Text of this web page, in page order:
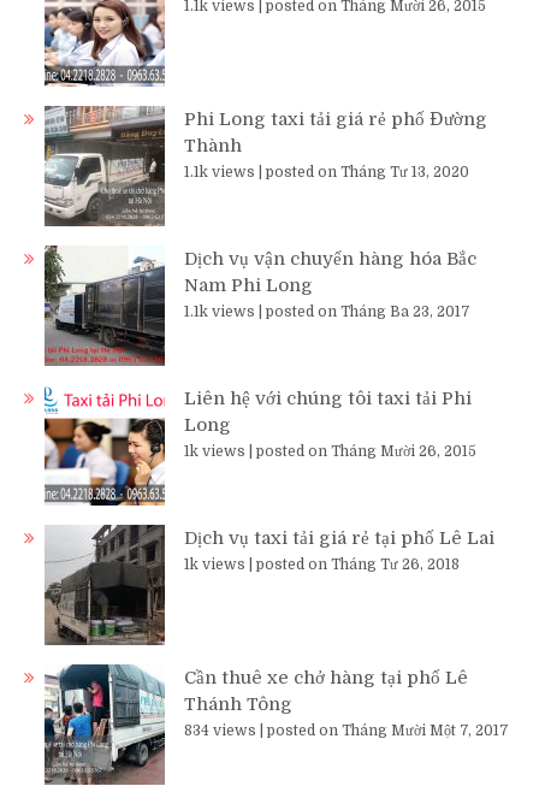
1.1k views posted on Tháng Mười 26, 2015
Phi Long taxi tải giá rẻ phố Đường
Thành
1.1k views posted on Tháng Tư 13, 2020
Dịch vụ vận chuyển hàng hóa Bắc
Nam Phi Long
1.1k views posted on Tháng Ba 23, 2017
Liên hệ với chúng tôi taxi tải Phi
Long
1k views posted on Tháng Mười 26, 2015
Dịch vụ taxi tải giá rẻ tại phố Lê Lai
1k views posted on Tháng Tư 26, 2018
Cần thuê xe chở hàng tại phố Lê
Thánh Tông
834 views posted on Tháng Mười Một 7, 2017